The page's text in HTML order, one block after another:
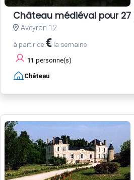
Château médiéval pour 27
Aveyron 12
à partir de € la semaine
11 personne(s)
Château